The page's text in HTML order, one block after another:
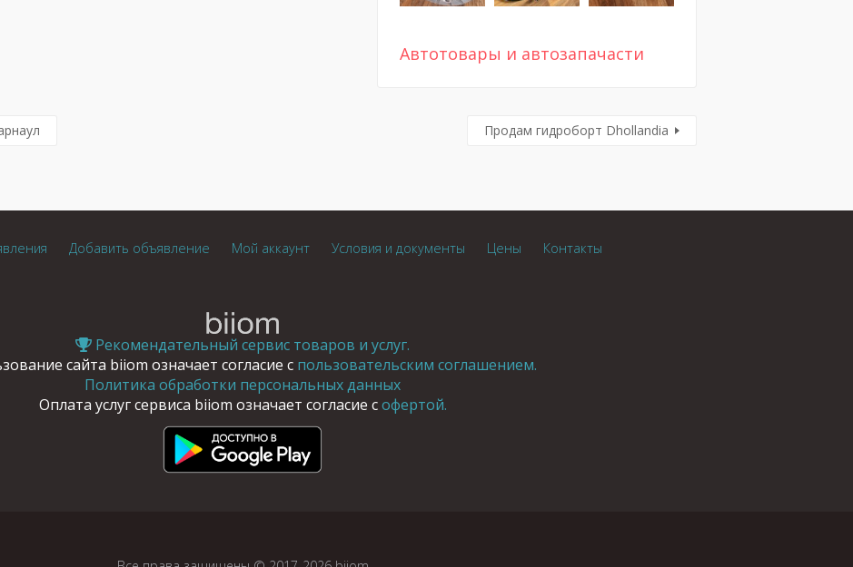
Автотовары и автозапачасти
Продам гидроборт Dhollandia
Добавить объявление Мой аккаунт Условия и документы Цены Контакты
Рекомендательный сервис товаров и услуг.
сайта biiom означает согласие с пользовательским соглашением.
Политика обработки персональных данных
Оплата услуг сервиса biiom означает согласие софертой.